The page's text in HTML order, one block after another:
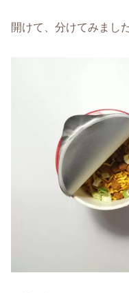
開けて、分けてみました